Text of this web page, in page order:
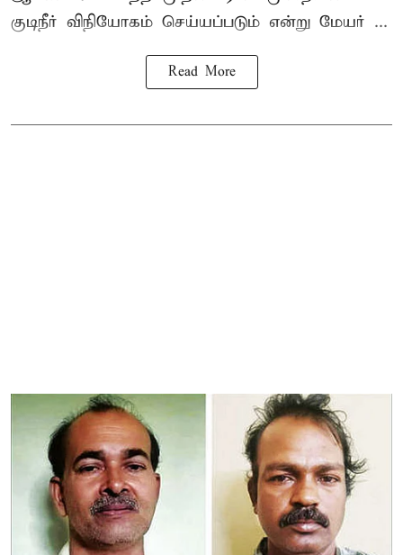
குடிநீர் விநியோகம் செய்யப்படும் என்று மேயர் ...
Read More